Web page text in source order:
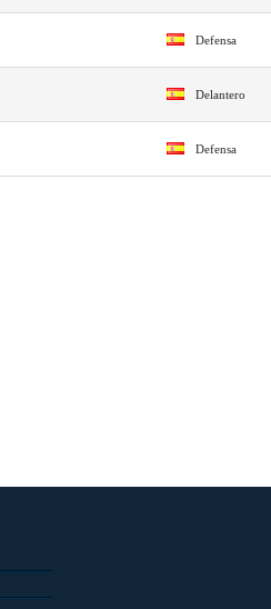
Defensa
Delantero
Defensa